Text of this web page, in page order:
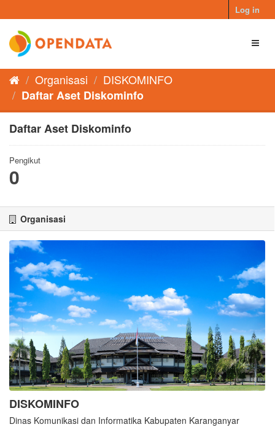
to
content
Log in
Organisasi
DISKOMINFO
Daftar Aset Diskominfo
Daftar Aset Diskominfo
Pengikut
0
Organisasi
DISKOMINFO
Dinas Komunikasi dan Informatika Kabupaten Karanganyar